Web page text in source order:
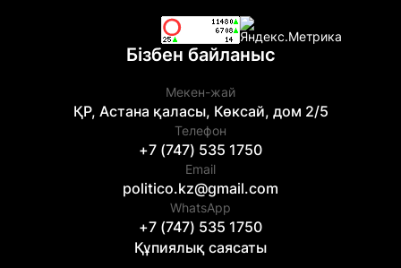
Бізбен байланыс
Мекен-жай
ҚР, Астана қаласы, Көксай, дом 2/5
Телефон
+7 (747) 535 1750
Email
politico.kz@gmail.com
WhatsApp
+7 (747) 535 1750
Құпиялық саясаты